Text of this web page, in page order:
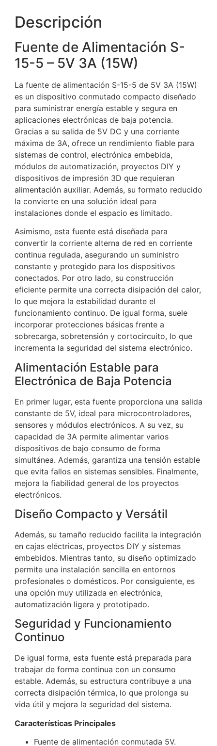
Descripción
Fuente de Alimentación S-
15-5 – 5V 3A (15W)
La fuente de alimentación S-15-5 de 5V 3A (15W)
es un dispositivo conmutado compacto diseñado
para suministrar energía estable y segura en
aplicaciones electrónicas de baja potencia.
Gracias a su salida de 5V DC y una corriente
máxima de 3A, ofrece un rendimiento fiable para
sistemas de control, electrónica embebida,
módulos de automatización, proyectos DIY y
dispositivos de impresión 3D que requieran
alimentación auxiliar. Además, su formato reducido
la convierte en una solución ideal para
instalaciones donde el espacio es limitado.
Asimismo, esta fuente está diseñada para
convertir la corriente alterna de red en corriente
continua regulada, asegurando un suministro
constante y protegido para los dispositivos
conectados. Por otro lado, su construcción
eficiente permite una correcta disipación del calor,
lo que mejora la estabilidad durante el
funcionamiento continuo. De igual forma, suele
incorporar protecciones básicas frente a
sobrecarga, sobretensión y cortocircuito, lo que
incrementa la seguridad del sistema electrónico.
Alimentación Estable para
Electrónica de Baja Potencia
En primer lugar, esta fuente proporciona una salida
constante de 5V, ideal para microcontroladores,
sensores y módulos electrónicos. A su vez, su
capacidad de 3A permite alimentar varios
dispositivos de bajo consumo de forma
simultánea. Además, garantiza una tensión estable
que evita fallos en sistemas sensibles. Finalmente,
mejora la fiabilidad general de los proyectos
electrónicos.
Diseño Compacto y Versátil
Además, su tamaño reducido facilita la integración
en cajas eléctricas, proyectos DIY y sistemas
embebidos. Mientras tanto, su diseño optimizado
permite una instalación sencilla en entornos
profesionales o domésticos. Por consiguiente, es
una opción muy utilizada en electrónica,
automatización ligera y prototipado.
Seguridad y Funcionamiento
Continuo
De igual forma, esta fuente está preparada para
trabajar de forma continua con un consumo
estable. Además, su estructura contribuye a una
correcta disipación térmica, lo que prolonga su
vida útil y mejora la seguridad del sistema.
Características Principales
Fuente de alimentación conmutada 5V.